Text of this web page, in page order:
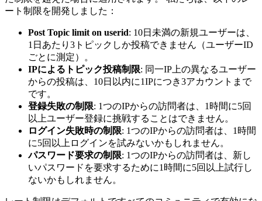
ート制限を開発しました：
Post Topic limit on userid: 10日未満の新規ユーザーは、
1日あたり3トピックしか投稿できません（ユーザーID
ごとに測定）。
IPによるトピック投稿制限: 同一IP上の異なるユーザー
からの投稿は、10日以内に1IPにつき3アカウントまで
です。
登録失敗の制限: 1つのIPからの訪問者は、1時間に5回
以上ユーザー登録に挑戦することはできません。
ログイン失敗時の制限: 1つのIPからの訪問者は、1時間
に5回以上ログインを試みないかもしれません。
パスワード要求の制限: 1つのIPからの訪問者は、新し
いパスワードを要求するために1時間に5回以上試行し
ないかもしれません。